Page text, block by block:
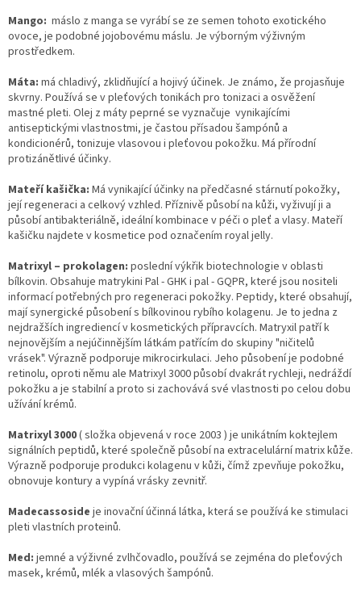
Mango: máslo z manga se vyrábí se ze semen tohoto exotického
ovoce, je podobné jojobovému máslu. Je výborným výživným
prostředkem.
Máta: má chladivý, zklidňující a hojivý účinek. Je známo, že projasňuje
skvrny. Používá se v pleťových tonikách pro tonizaci a osvěžení
mastné pleti. Olej z máty peprné se vyznačuje vynikajícími
antiseptickými vlastnostmi, je častou přísadou šampónů a
kondicionérů, tonizuje vlasovou i pleťovou pokožku. Má přírodní
protizánětlivé účinky.
Mateří kašička: Má vynikající účinky na předčasné stárnutí pokožky,
její regeneraci a celkový vzhled. Příznivě působí na kůži, vyživují ji a
působí antibakteriálně, ideální kombinace v péči o pleť a vlasy. Mateří
kašičku najdete v kosmetice pod označením royal jelly.
Matrixyl – prokolagen: poslední výkřik biotechnologie v oblasti
bílkovin. Obsahuje matrykini Pal - GHK i pal - GQPR, které jsou nositeli
informací potřebných pro regeneraci pokožky. Peptidy, které obsahují,
mají synergické působení s bílkovinou rybího kolagenu. Je to jedna z
nejdražších ingrediencí v kosmetických přípravcích. Matryxil patří k
nejnovějším a nejúčinnějším látkám patřícím do skupiny "ničitelů
vrásek". Výrazně podporuje mikrocirkulaci. Jeho působení je podobné
retinolu, oproti němu ale Matrixyl 3000 působí dvakrát rychleji, nedráždí
pokožku a je stabilní a proto si zachovává své vlastnosti po celou dobu
užívání krémů.
Matrixyl 3000( složka objevená v roce 2003 ) je unikátním koktejlem
signálních peptidů, které společně působí na extracelulární matrix kůže.
Výrazně podporuje produkci kolagenu v kůži, čímž zpevňuje pokožku,
obnovuje kontury a vypíná vrásky zevnitř.
Madecassoside je inovační účinná látka, která se používá ke stimulaci
pleti vlastních proteinů.
Med: jemné a výživné zvlhčovadlo, používá se zejména do pleťových
masek, krémů, mlék a vlasových šampónů.